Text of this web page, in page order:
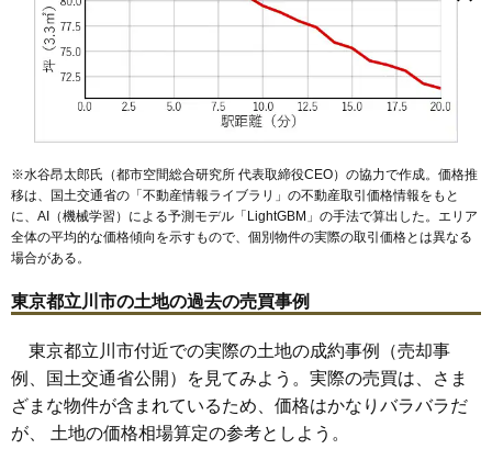
※水谷昂太郎氏（都市空間総合研究所 代表取締役CEO）の協力で作成。価格推
移は、国土交通省の「不動産情報ライブラリ 」の不動産取引価格情報をもと
に、AI（機械学習）による予測モデル「LightGBM」の手法で算出した。エリア
全体の平均的な価格傾向を示すもので、個別物件の実際の取引価格とは異なる
場合がある。
東京都立川市の土地の過去の売買事例
東京都立川市付近での実際の土地の成約事例（売却事
例、国土交通省公開）を見てみよう。実際の売買は、さま
ざまな物件が含まれているため、価格はかなりバラバラだ
が、 土地の価格相場算定の参考としよう。
曙町 一番町 柴崎町砂川町
西砂町
西国立駅 玉川上水駅武蔵砂川駅
柴崎体育館駅
砂川七番駅